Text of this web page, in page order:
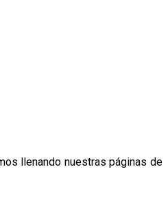
llenando nuestras páginas de